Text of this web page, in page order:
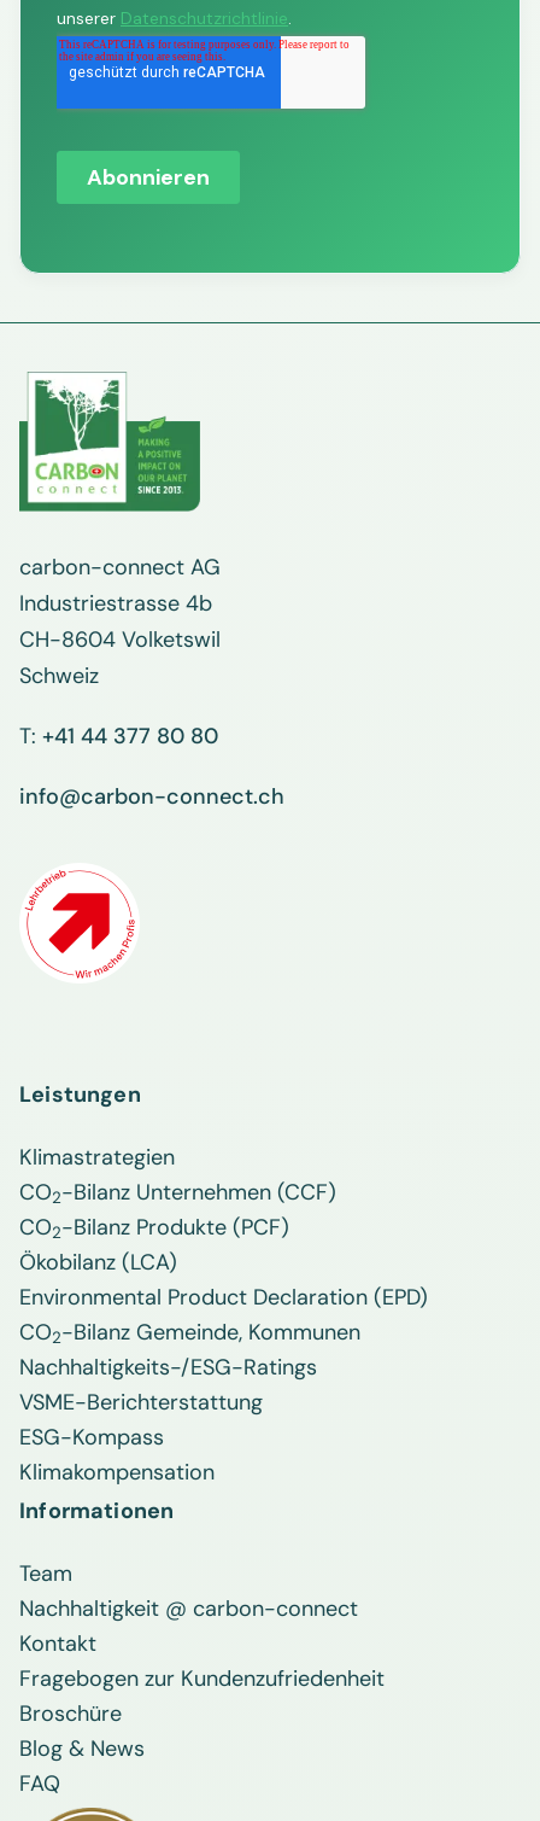
carbon-connect AG
Industriestrasse 4b
CH-8604 Volketswil
Schweiz
T: +41 44 377 80 80
info@carbon-connect.ch
Leistungen
Klimastrategien
CO2-Bilanz Unternehmen (CCF)
CO2-Bilanz Produkte (PCF)
Ökobilanz (LCA)
Environmental Product Declaration (EPD)
CO2-Bilanz Gemeinde, Kommunen
Nachhaltigkeits-/ESG-Ratings
VSME-Berichterstattung
ESG-Kompass
Klimakompensation
Informationen
Team
Nachhaltigkeit @ carbon-connect
Kontakt
Fragebogen zur Kundenzufriedenheit
Broschüre
Blog & News
FAQ